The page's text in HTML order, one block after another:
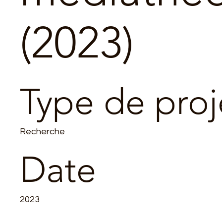
(2023)
Type de
Recherche
Date
2023